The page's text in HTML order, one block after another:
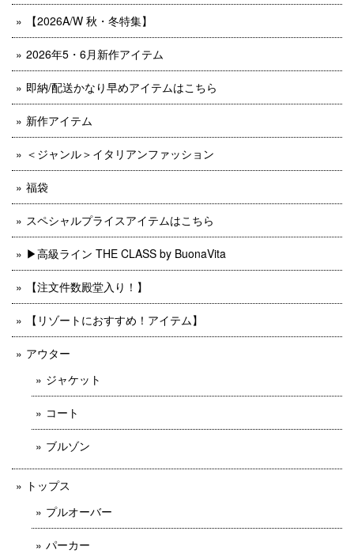
【2026A/W 秋・冬特集】
2026年5・6月新作アイテム
即納/配送かなり早めアイテムはこちら
新作アイテム
＜ジャンル＞イタリアンファッション
福袋
スペシャルプライスアイテムはこちら
▶︎高級ライン THE CLASS by BuonaVita
【注文件数殿堂入り！】
【リゾートにおすすめ！アイテム】
アウター
ジャケット
コート
ブルゾン
トップス
プルオーバー
パーカー